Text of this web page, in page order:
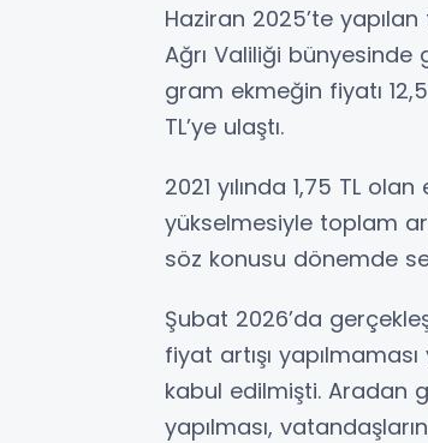
Haziran 2025’te yapılan
Ağrı Valiliği bünyesinde
gram ekmeğin fiyatı
TL’ye ulaştı.
2021 yılında 1,75 TL
yükselmesiyle toplam
söz konusu dönemde
Şubat 2026’da
fiyat artışı
kabul edilmişti. Aradan
yapılması,